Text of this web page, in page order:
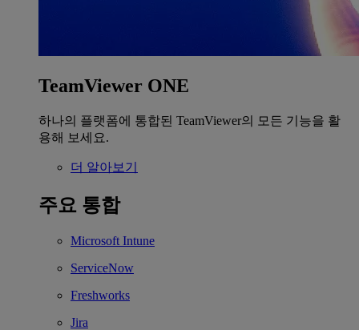
TeamViewer ONE
하나의 플랫폼에 통합된 TeamViewer의 모든 기능을 활
용해 보세요.
더 알아보기
주요 통합
Microsoft Intune
ServiceNow
Freshworks
Jira